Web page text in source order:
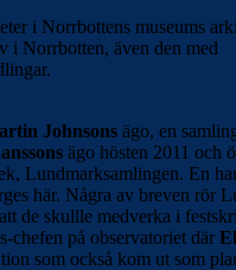
i Norrbottens museums
i Norrbotten, även den med
Johnsons ägo, en
ägo hösten 2011 och
Lundmarksamlingen. En
här. Några av breven rör
de skullle medverka i
chefen på observatoriet där
som också kom ut som